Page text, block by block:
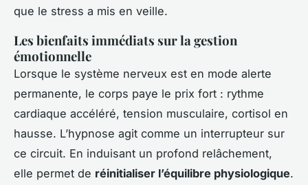
que le stress a mis en veille.
Les bienfaits immédiats sur la gestion
émotionnelle
Lorsque le système nerveux est en mode alerte
permanente, le corps paye le prix fort : rythme
cardiaque accéléré, tension musculaire, cortisol en
hausse. L’hypnose agit comme un interrupteur sur
ce circuit. En induisant un profond relâchement,
elle permet de réinitialiser l’équilibre physiologique.